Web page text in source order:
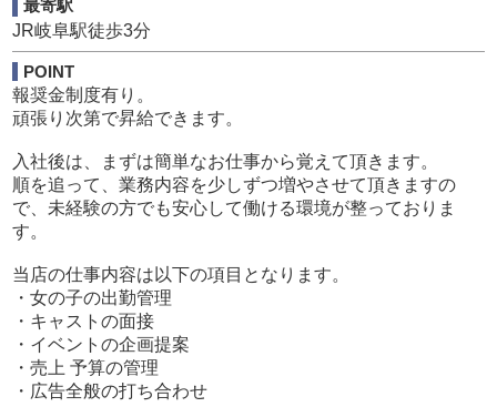
未経験の方でも、初めは簡単なお仕事から段階を経てお仕
事を教えていきますので、
ご興味有る方、まずはお問合せ下さい。
最寄駅
JR岐阜駅徒歩3分
POINT
報奨金制度有り。
頑張り次第で昇給できます。
入社後は、まずは簡単なお仕事から覚えて頂きます。
順を追って、業務内容を少しずつ増やさせて頂きますの
で、未経験の方でも安心して働ける環境が整っておりま
す。
当店の仕事内容は以下の項目となります。
・女の子の出勤管理
・キャストの面接
・イベントの企画提案
・売上 予算の管理
・広告全般の打ち合わせ